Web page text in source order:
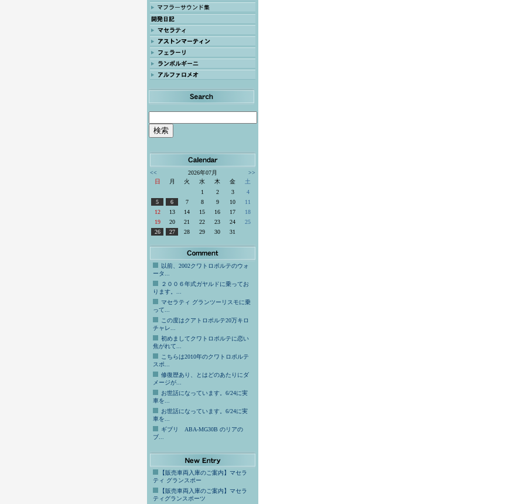
<< 2026年07月
>>
日
月 火 水 木 金
土
1
2 3
4
5
6 7 8 9 10
11
12
13 14 15 16 17
18
19
20 21 22 23 24
25
26
27 28 29 30 31
以前、2002クワトロポルテのウォ
ータ...
２００６年式ガヤルドに乗ってお
ります。...
マセラティ グランツーリスモに乗
って...
この度はクアトロポルテ20万キロ
チャレ...
初めましてクワトロポルテに恋い
焦がれて...
こちらは2010年のクワトロポルテ
スポ...
修復歴あり、とはどのあたりにダ
メージが...
お世話になっています。6/24に実
車を...
お世話になっています。6/24に実
車を...
ギブリ ABA-MG30B のリアの
ブ...
【販売車両入庫のご案内】マセラ
ティ グランスポー
【販売車両入庫のご案内】マセラ
ティグランスポーツ